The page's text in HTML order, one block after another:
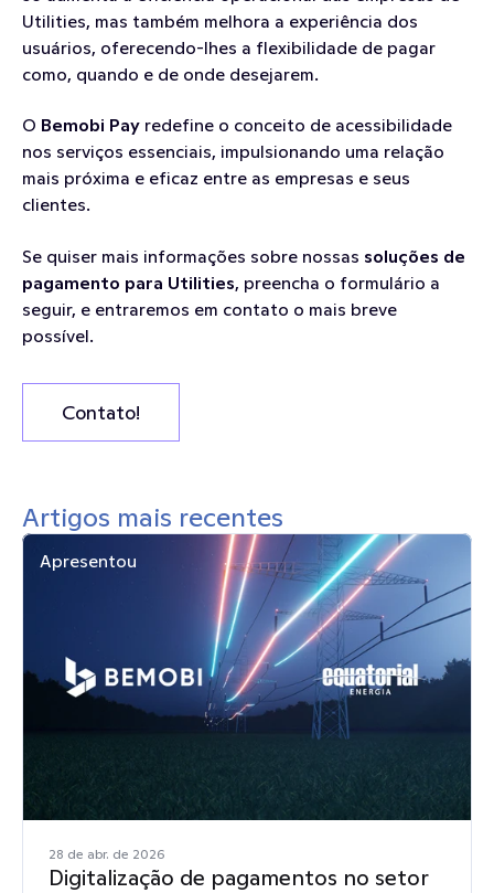
Utilities, mas também melhora a experiência dos
usuários, oferecendo-lhes a flexibilidade de pagar
como, quando e de onde desejarem.
O Bemobi Pay redefine o conceito de acessibilidade
nos serviços essenciais, impulsionando uma relação
mais próxima e eficaz entre as empresas e seus
clientes.
Se quiser mais informações sobre nossas soluções de
pagamento para Utilities, preencha o formulário a
seguir, e entraremos em contato o mais breve
possível.
Contato!
Artigos mais recentes
Apresentou
28 de abr. de 2026
Digitalização de pagamentos no setor